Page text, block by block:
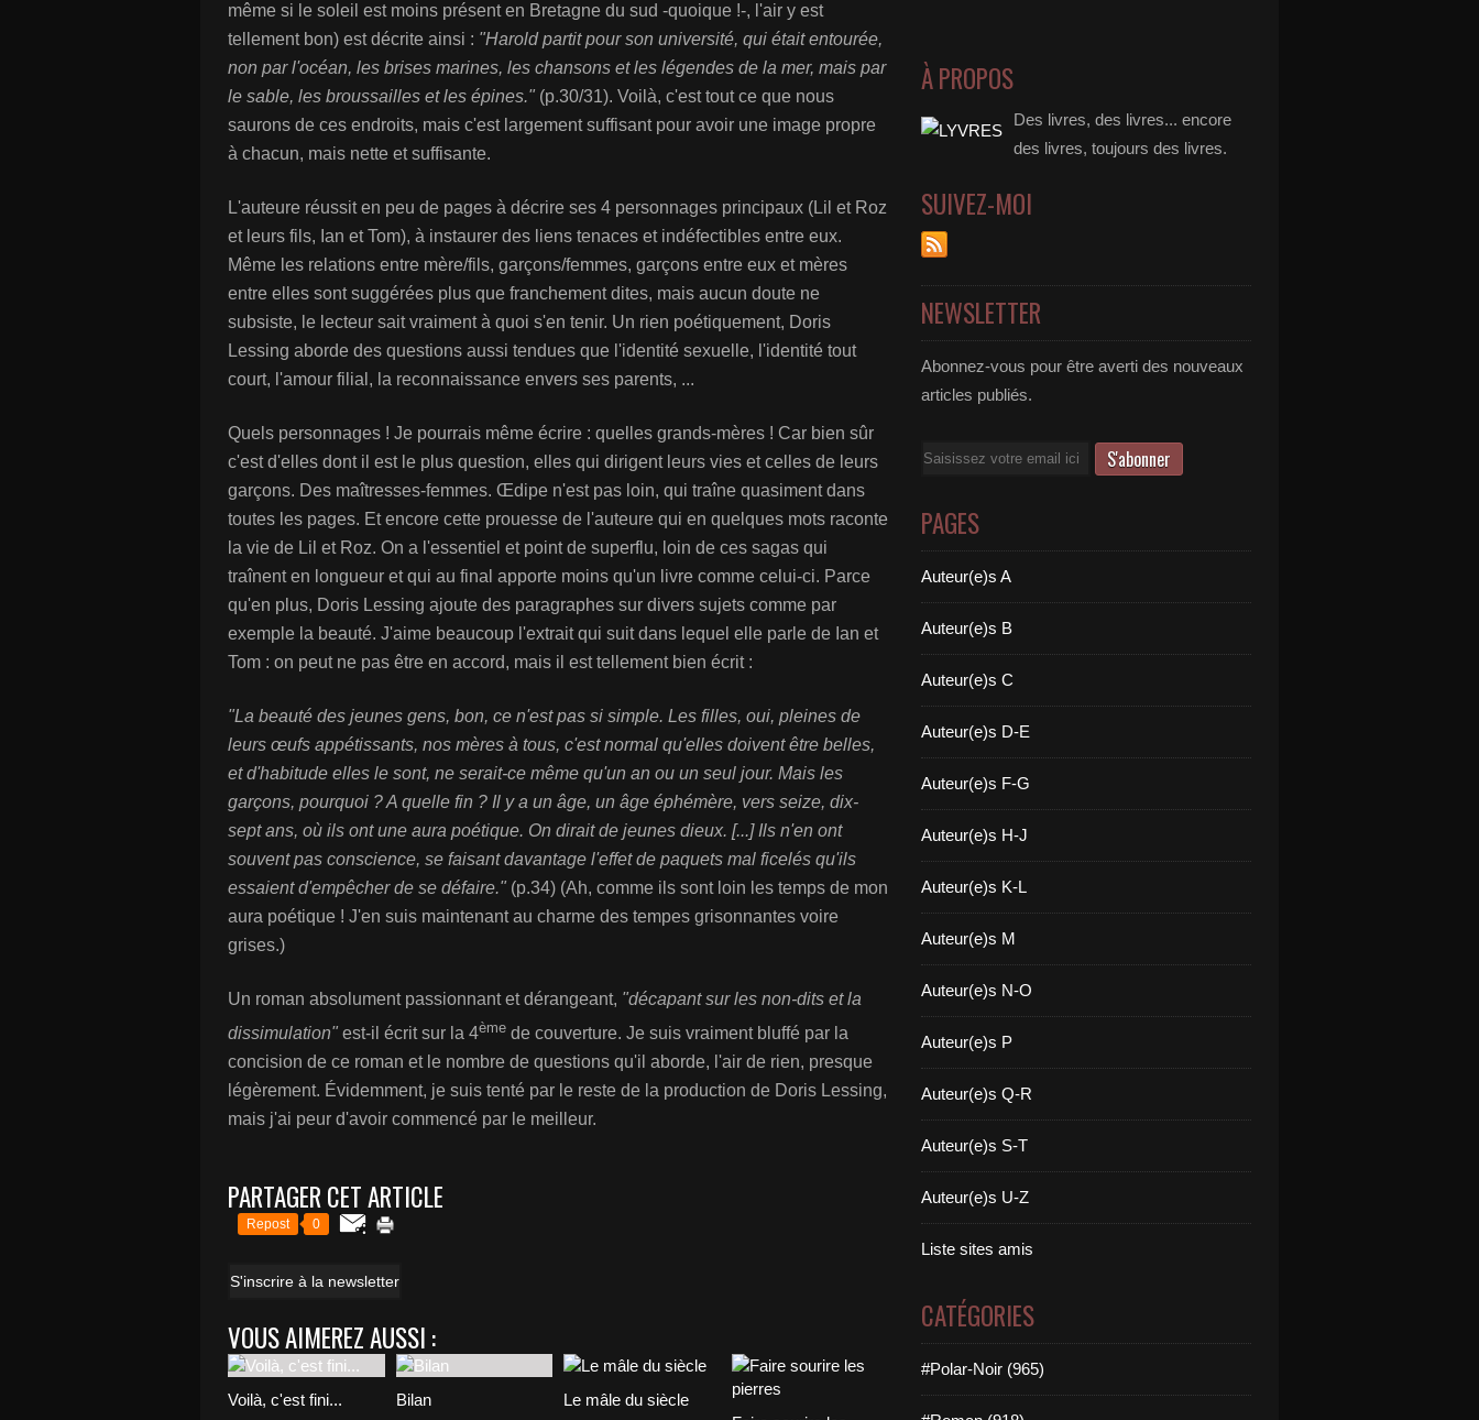
même si le soleil est moins présent en Bretagne du sud -quoique !-, l'air y est
tellement bon) est décrite ainsi : "Harold partit pour son université, qui était entourée,
non par l'océan, les brises marines, les chansons et les légendes de la mer, mais par
le sable, les broussailles et les épines." (p.30/31). Voilà, c'est tout ce que nous
saurons de ces endroits, mais c'est largement suffisant pour avoir une image propre
à chacun, mais nette et suffisante.
L'auteure réussit en peu de pages à décrire ses 4 personnages principaux (Lil et Roz
et leurs fils, Ian et Tom), à instaurer des liens tenaces et indéfectibles entre eux.
Même les relations entre mère/fils, garçons/femmes, garçons entre eux et mères
entre elles sont suggérées plus que franchement dites, mais aucun doute ne
subsiste, le lecteur sait vraiment à quoi s'en tenir. Un rien poétiquement, Doris
Lessing aborde des questions aussi tendues que l'identité sexuelle, l'identité tout
court, l'amour filial, la reconnaissance envers ses parents, ...
Quels personnages ! Je pourrais même écrire : quelles grands-mères ! Car bien sûr
c'est d'elles dont il est le plus question, elles qui dirigent leurs vies et celles de leurs
garçons. Des maîtresses-femmes. Œdipe n'est pas loin, qui traîne quasiment dans
toutes les pages. Et encore cette prouesse de l'auteure qui en quelques mots raconte
la vie de Lil et Roz. On a l'essentiel et point de superflu, loin de ces sagas qui
traînent en longueur et qui au final apporte moins qu'un livre comme celui-ci. Parce
qu'en plus, Doris Lessing ajoute des paragraphes sur divers sujets comme par
exemple la beauté. J'aime beaucoup l'extrait qui suit dans lequel elle parle de Ian et
Tom : on peut ne pas être en accord, mais il est tellement bien écrit :
"La beauté des jeunes gens, bon, ce n'est pas si simple. Les filles, oui, pleines de
leurs œufs appétissants, nos mères à tous, c'est normal qu'elles doivent être belles,
et d'habitude elles le sont, ne serait-ce même qu'un an ou un seul jour. Mais les
garçons, pourquoi ? A quelle fin ? Il y a un âge, un âge éphémère, vers seize, dix-
sept ans, où ils ont une aura poétique. On dirait de jeunes dieux. [...]Ils n'en ont
souvent pas conscience, se faisant davantage l'effet de paquets mal ficelés qu'ils
essaient d'empêcher de se défaire." (p.34) (Ah, comme ils sont loin les temps de mon
aura poétique ! J'en suis maintenant au charme des tempes grisonnantes voire
grises.)
Un roman absolument passionnant et dérangeant, "décapant sur les non-dits et la
dissimulation" est-il écrit sur la 4ème de couverture. Je suis vraiment bluffé par la
concision de ce roman et le nombre de questions qu'il aborde, l'air de rien, presque
légèrement. Évidemment, je suis tenté par le reste de la production de Doris Lessing,
mais j'ai peur d'avoir commencé par le meilleur.
PARTAGER CET ARTICLE
Repost 0
S'inscrire à la newsletter
VOUS AIMEREZ AUSSI :
Voilà, c'est fini... Bilan
Le mâle du siècle
À PROPOS
Des livres, des livres... encore
des livres, toujours des livres.
SUIVEZ-MOI
NEWSLETTER
Abonnez-vous pour être averti des nouveaux
articles publiés.
Email
PAGES
Auteur(e)s A
Auteur(e)s B
Auteur(e)s C
Auteur(e)s D-E
Auteur(e)s F-G
Auteur(e)s H-J
Auteur(e)s K-L
Auteur(e)s M
Auteur(e)s N-O
Auteur(e)s P
Auteur(e)s Q-R
Auteur(e)s S-T
Auteur(e)s U-Z
Liste sites amis
CATÉGORIES
#Polar-Noir (965)